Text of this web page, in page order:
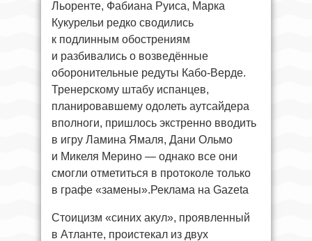
Льоренте, Фабиана Руиса, Марка
Кукурельи редко сводились
к подлинным обострениям
и разбивались о возведённые
оборонительные редуты Кабо-Верде.
Тренерскому штабу испанцев,
планировавшему одолеть аутсайдера
вполноги, пришлось экстренно вводить
в игру Ламина Ямаля, Дани Ольмо
и Микеля Мерино — однако все они
смогли отметиться в протоколе только
в графе «замены».Реклама на Gazeta
Стоицизм «синих акул», проявленный
в Атланте, проистекал из двух